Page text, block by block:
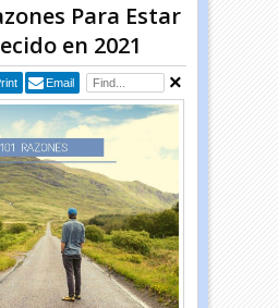
Para Estar
en 2021
Email